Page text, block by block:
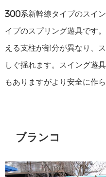
300系新幹線タイプのスイ
イプのスプリング遊具です
える支柱が部分が異なり、
しぐ揺れます。スイング遊
もありますがより安全に作
ブランコ